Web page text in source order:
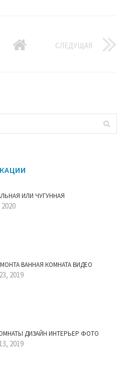
СЛЕДУЩАЯ
ИЛИ ЧУГУННАЯ
ВАННАЯ КОМНАТА ВИДЕО
2019
ДИЗАЙН ИНТЕРЬЕР ФОТО
2019